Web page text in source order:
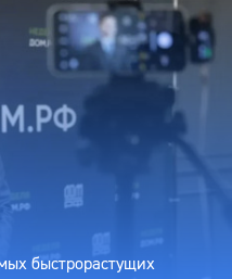
быстрорастущих